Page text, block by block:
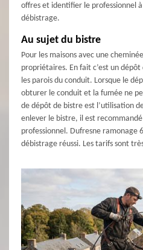
offres et identifier le professionnel
débistrage.
Au sujet du bistre
Pour les maisons avec une
propriétaires. En fait c’est un dépôt
les parois du conduit. Lorsque le
obturer le conduit et la fumée ne
de dépôt de bistre est l’utilisation
enlever le bistre, il est
professionnel. Dufresne ramonage
débistrage réussi. Les tarifs sont